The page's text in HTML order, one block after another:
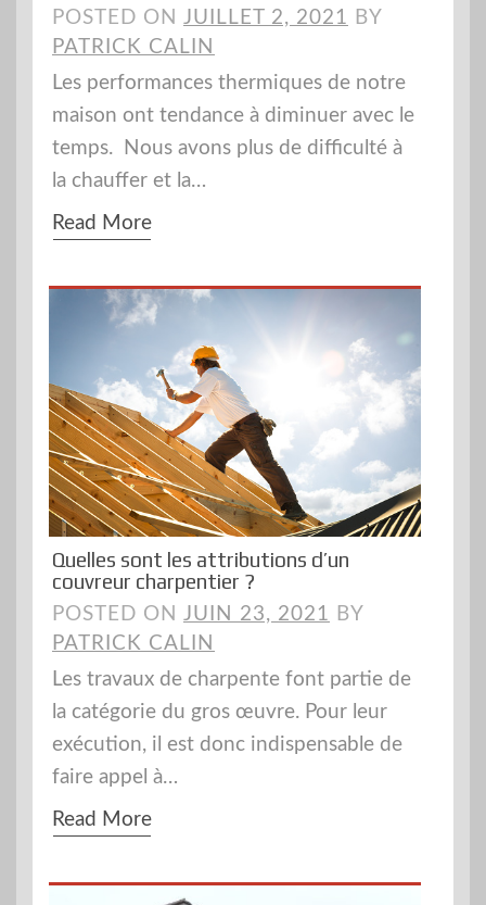
POSTED ON JUILLET 2, 2021
BY
PATRICK CALIN
Les performances thermiques de notre
maison ont tendance à diminuer avec le
temps. Nous avons plus de difficulté à
la chauffer et la…
Read More
Quelles sont les attributions d’un
couvreur charpentier ?
POSTED ON JUIN 23, 2021 BY
PATRICK CALIN
Les travaux de charpente font partie de
la catégorie du gros œuvre. Pour leur
exécution, il est donc indispensable de
faire appel à…
Read More